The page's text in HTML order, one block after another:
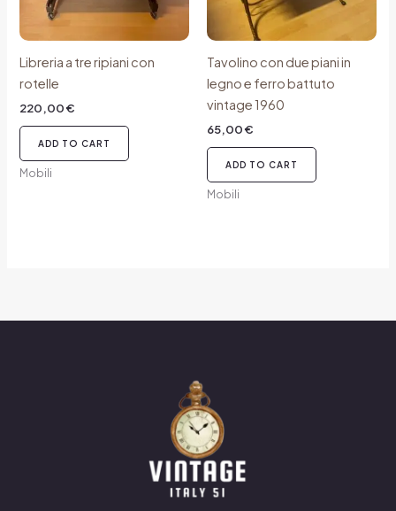
Libreria a tre ripiani con
rotelle
220,00€
ADD TO CART
Mobili
Tavolino con due piani in
legno e ferro battuto
vintage 1960
65,00€
ADD TO CART
Mobili